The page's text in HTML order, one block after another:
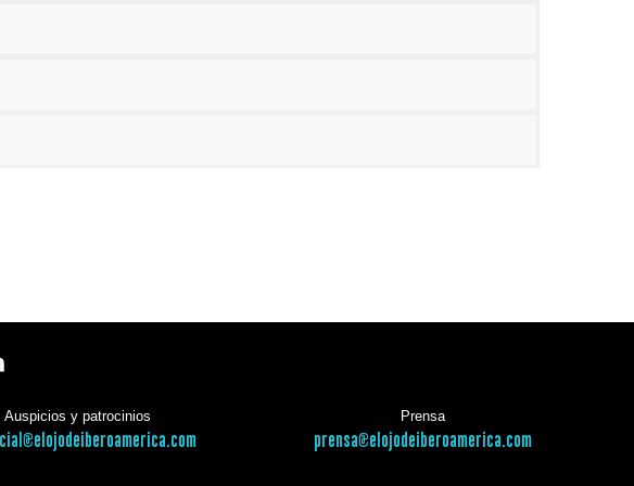
Auspicios y patrocinios Prensa
prensa@elojodeiberoamerica.com